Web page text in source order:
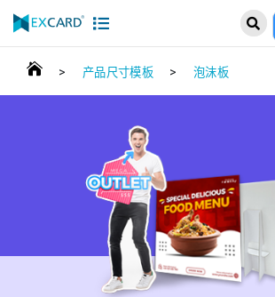
> 产品尺寸模板 > 泡沫板